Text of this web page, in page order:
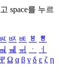
space를 누르
ㅶ ㅷ ㅸ
ㅹ
ㆋ ㆌ ㆍ
ㆎ
Ω α β γ δ ε ζ η